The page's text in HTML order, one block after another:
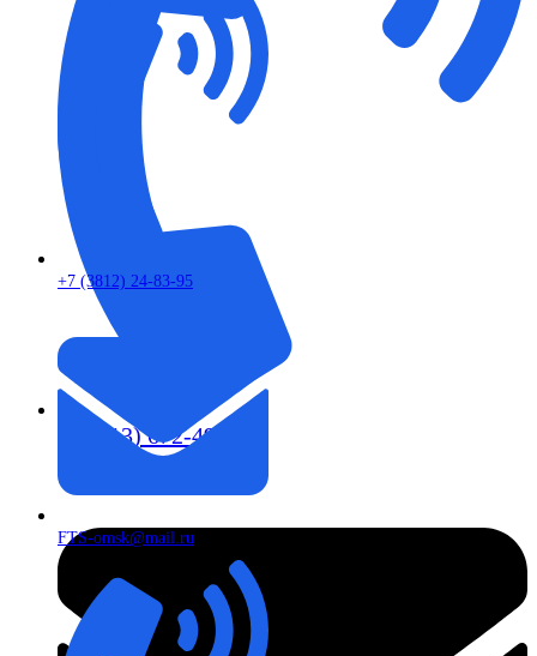
+7 (913) 672-49-54
+7 (3812) 24-83-95
FTS-omsk@mail.ru